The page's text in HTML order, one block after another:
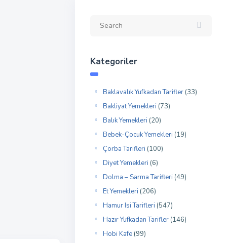
Kategoriler
Baklavalık Yufkadan Tarifler (33)
Bakliyat Yemekleri (73)
Balık Yemekleri (20)
Bebek-Çocuk Yemekleri (19)
Çorba Tarifleri (100)
Diyet Yemekleri (6)
Dolma – Sarma Tarifleri (49)
Et Yemekleri (206)
Hamur Isi Tarifleri (547)
Hazır Yufkadan Tarifler (146)
Hobi Kafe (99)